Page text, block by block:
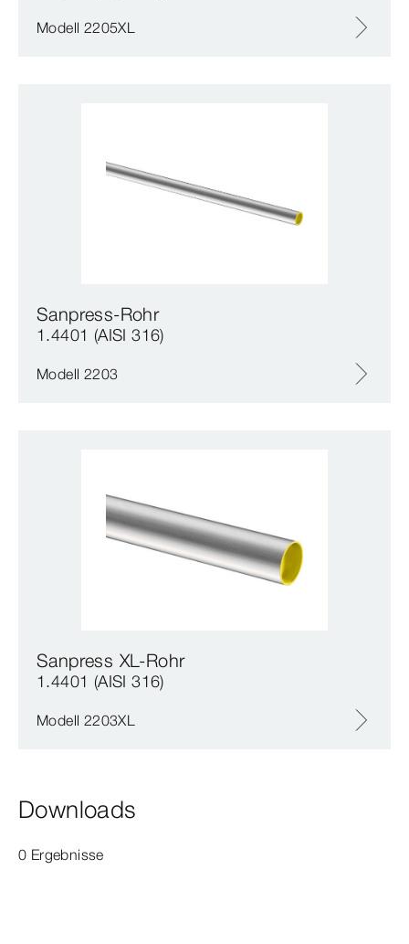
Modell 2205XL
Sanpress-Rohr
1.4401 (AISI 316)
Modell 2203
Sanpress XL-Rohr
1.4401 (AISI 316)
Modell 2203XL
Downloads
0 Ergebnisse